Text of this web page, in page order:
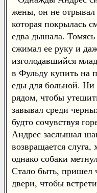
жены, он не
которая покрылась
едва дышала.
сжимал ее руку и
изголодавшийся
в Фульду купить на
еды для больной. Ни
рядом, чтобы
завывал среди
будто сочувствуя
Андрес заслышал
возвращается слуга,
однако собаки
Стало быть, пришел
двери, чтобы